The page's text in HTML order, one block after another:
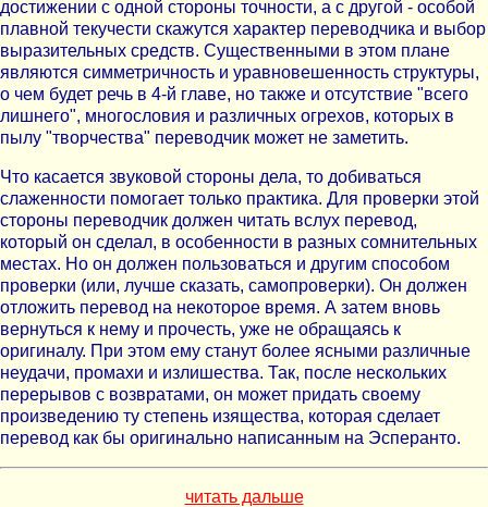
достижении с одной стороны точности, а с другой - особой
плавной текучести скажутся характер переводчика и выбор
выразительных средств. Существенными в этом плане
являются симметричность и уравновешенность структуры,
о чем будет речь в 4-й главе, но также и отсутствие "всего
лишнего", многословия и различных огрехов, которых в
пылу "творчества" переводчик может не заметить.
Что касается звуковой стороны дела, то добиваться
слаженности помогает только практика. Для проверки этой
стороны переводчик должен читать вслух перевод,
который он сделал, в особенности в разных сомнительных
местах. Но он должен пользоваться и другим способом
проверки (или, лучше сказать, самопроверки). Он должен
отложить перевод на некоторое время. А затем вновь
вернуться к нему и прочесть, уже не обращаясь к
оригиналу. При этом ему станут более ясными различные
неудачи, промахи и излишества. Так, после нескольких
перерывов с возвратами, он может придать своему
произведению ту степень изящества, которая сделает
перевод как бы оригинально написанным на Эсперанто.
читать дальше